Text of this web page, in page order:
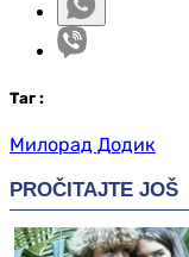
Таг :
Милорад Додик